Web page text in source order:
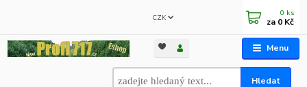
Menu
CZK
Hledat
0 ks
za 0 Kč